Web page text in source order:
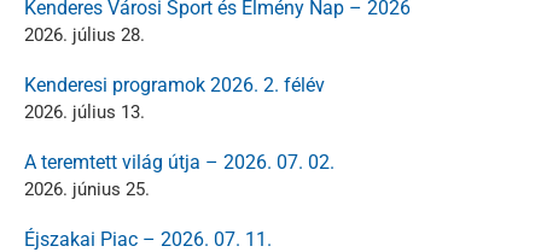
Kenderes Városi Sport és Élmény Nap – 2026
2026. július 28.
Kenderesi programok 2026. 2. félév
2026. július 13.
A teremtett világ útja – 2026. 07. 02.
2026. június 25.
Éjszakai Piac – 2026. 07. 11.